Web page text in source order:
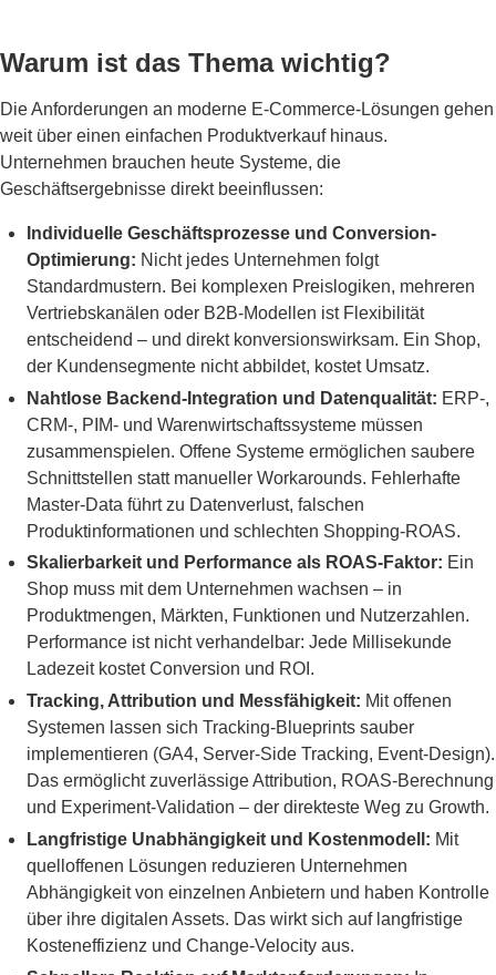
Warum ist das Thema wichtig?
Die Anforderungen an moderne E-Commerce-Lösungen gehen
weit über einen einfachen Produktverkauf hinaus.
Unternehmen brauchen heute Systeme, die
Geschäftsergebnisse direkt beeinflussen:
Individuelle Geschäftsprozesse und Conversion-
Optimierung: Nicht jedes Unternehmen folgt
Standardmustern. Bei komplexen Preislogiken, mehreren
Vertriebskanälen oder B2B-Modellen ist Flexibilität
entscheidend – und direkt konversionswirksam. Ein Shop,
der Kundensegmente nicht abbildet, kostet Umsatz.
Nahtlose Backend-Integration und Datenqualität: ERP-,
CRM-, PIM- und Warenwirtschaftssysteme müssen
zusammenspielen. Offene Systeme ermöglichen saubere
Schnittstellen statt manueller Workarounds. Fehlerhafte
Master-Data führt zu Datenverlust, falschen
Produktinformationen und schlechten Shopping-ROAS.
Skalierbarkeit und Performance als ROAS-Faktor: Ein
Shop muss mit dem Unternehmen wachsen – in
Produktmengen, Märkten, Funktionen und Nutzerzahlen.
Performance ist nicht verhandelbar: Jede Millisekunde
Ladezeit kostet Conversion und ROI.
Tracking, Attribution und Messfähigkeit: Mit offenen
Systemen lassen sich Tracking-Blueprints sauber
implementieren (GA4, Server-Side Tracking, Event-Design).
Das ermöglicht zuverlässige Attribution, ROAS-Berechnung
und Experiment-Validation – der direkteste Weg zu Growth.
Langfristige Unabhängigkeit und Kostenmodell: Mit
quelloffenen Lösungen reduzieren Unternehmen
Abhängigkeit von einzelnen Anbietern und haben Kontrolle
über ihre digitalen Assets. Das wirkt sich auf langfristige
Kosteneffizienz und Change-Velocity aus.